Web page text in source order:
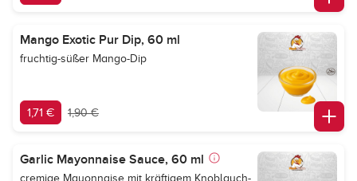
Mango Exotic Pur Dip, 60 ml
fruchtig-süßer Mango-Dip
1,71 € 1,90 €
Garlic Mayonnaise Sauce, 60 ml
cremige Mayonnaise mit kräftigem Knoblauch-